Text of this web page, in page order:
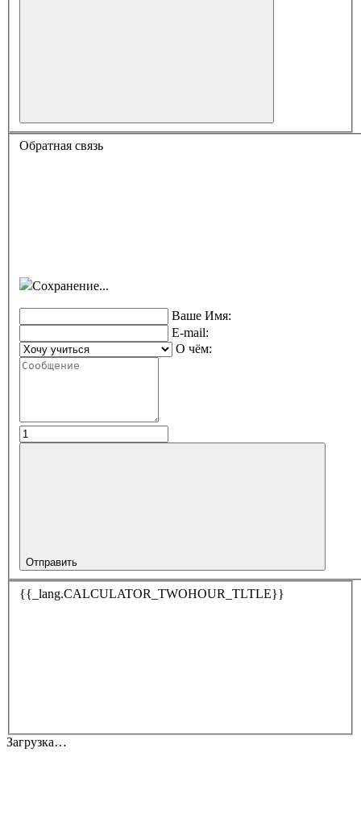
Обратная связь
Сохранение...
Ваше Имя:
E-mail:
О чём:
Отправить
{{_lang.CALCULATOR_TWOHOUR_TLTLE}}
Загрузка…